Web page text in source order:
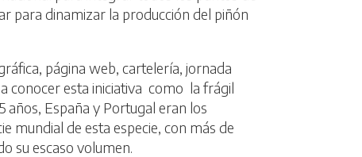
para dinamizar la producción del piñón
página web, cartelería, jornada
conocer esta iniciativa como la frágil
años, España y Portugal eran los
mundial de esta especie, con más de
su escaso volumen.